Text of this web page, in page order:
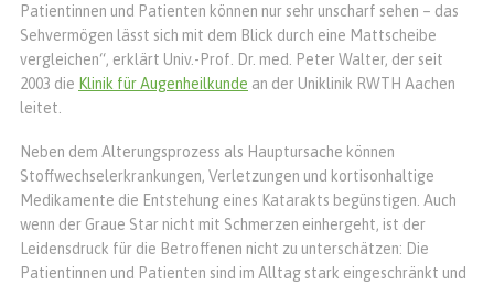
Patientinnen und Patienten können nur sehr unscharf sehen – das
Sehvermögen lässt sich mit dem Blick durch eine Mattscheibe
vergleichen“, erklärt Univ.-Prof. Dr. med. Peter Walter, der seit
2003 die Klinik für Augenheilkunde an der Uniklinik RWTH Aachen
leitet.
Neben dem Alterungsprozess als Hauptursache können
Stoffwechselerkrankungen, Verletzungen und kortisonhaltige
Medikamente die Entstehung eines Katarakts begünstigen. Auch
wenn der Graue Star nicht mit Schmerzen einhergeht, ist der
Leidensdruck für die Betroffenen nicht zu unterschätzen: Die
Patientinnen und Patienten sind im Alltag stark eingeschränkt und